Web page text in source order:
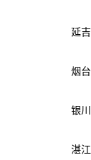
延吉
烟台
银川
湛江